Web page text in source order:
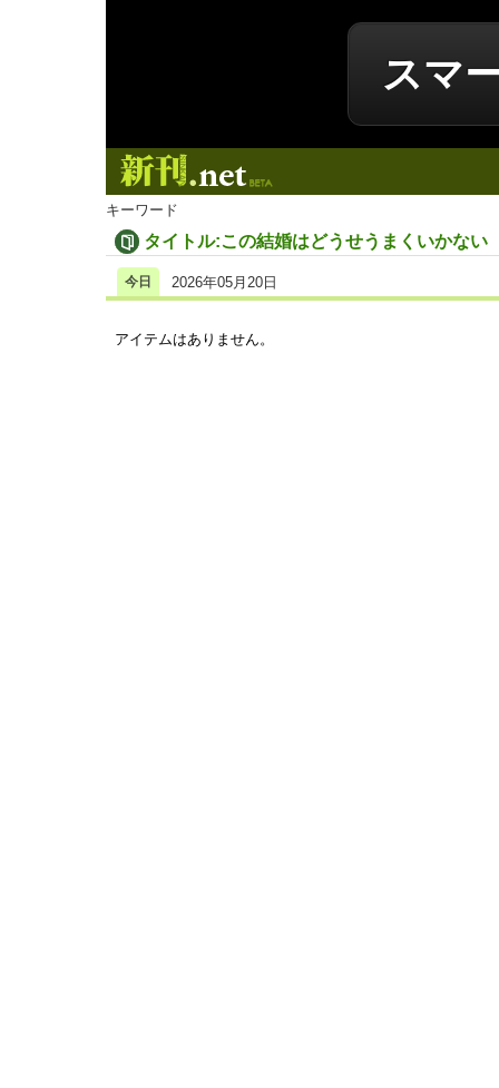
スマ
キーワード
タイトル:この結婚はどうせうまくいかない
今日 2026年05月20日
アイテムはありません。